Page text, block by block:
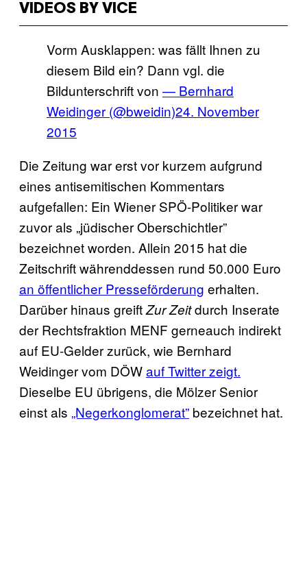
VIDEOS BY VICE
Vorm Ausklappen: was fällt Ihnen zu
diesem Bild ein? Dann vgl. die
Bildunterschrift von — Bernhard
Weidinger (@bweidin)24. November
2015
Die Zeitung war erst vor kurzem aufgrund
eines antisemitischen Kommentars
aufgefallen: Ein Wiener SPÖ-Politiker war
zuvor als „jüdischer Oberschichtler”
bezeichnet worden. Allein 2015 hat die
Zeitschrift währenddessen rund 50.000 Euro
an öffentlicher Presseförderung erhalten.
Darüber hinaus greiftZur Zeitdurch Inserate
der Rechtsfraktion MENF gerneauch indirekt
auf EU-Gelder zurück, wie Bernhard
Weidinger vom DÖWauf Twitter zeigt.
Dieselbe EU übrigens, die Mölzer Senior
einst als „Negerkonglomerat” bezeichnet hat.